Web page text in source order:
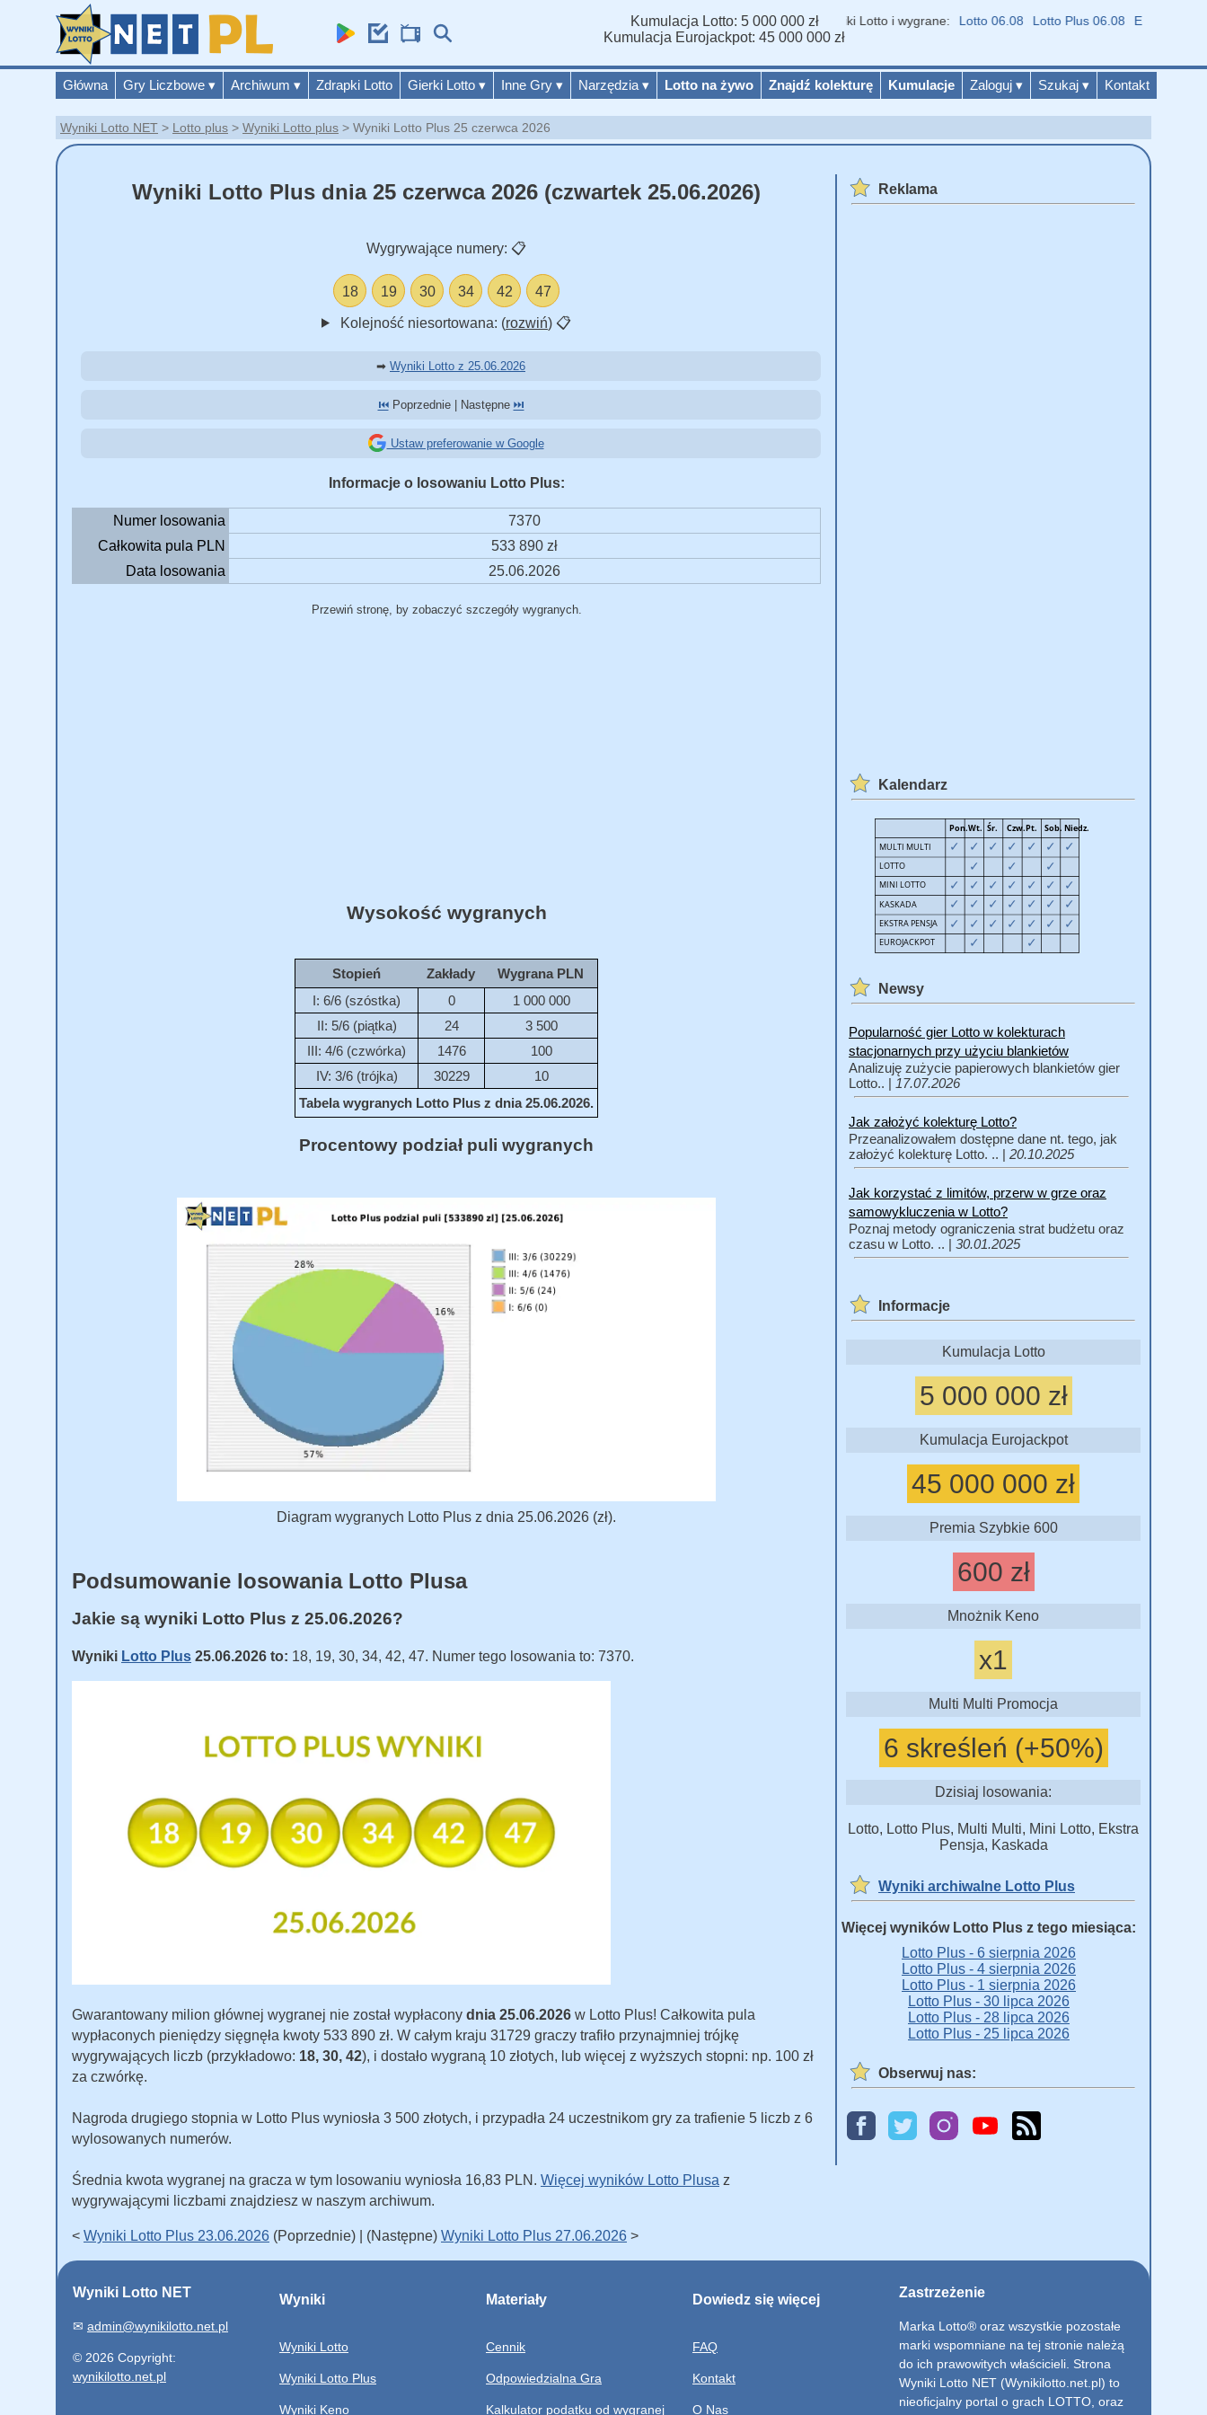
Główna Gry Liczbowe ▾ Archiwum ▾ Zdrapki Lotto Gierki Lotto ▾ Inne Gry ▾ Narzędzia ▾ Lotto na żywo Znajdź kolekturę Kumulacje Zaloguj ▾ Szukaj ▾ Kontakt
Kumulacja Lotto: 5 000 000 zł
Kumulacja Eurojackpot: 45 000 000 zł
Wyniki Lotto i wygrane: Lotto 06.08 Lotto Plus 06.08 Eurojackpot
Wyniki Lotto NET Lotto plus Wyniki Lotto plus Wyniki Lotto Plus 25 czerwca 2026
Wyniki Lotto Plus dnia 25 czerwca 2026 (czwartek 25.06.2026)
Wygrywające numery: 📋
18 19 30 34 42 47
Kolejność niesortowana: (rozwiń) 📋
➡ Wyniki Lotto z 25.06.2026
⏮️Poprzednie | Następne ⏭️
Ustaw preferowanie w Google
Informacje o losowaniu Lotto Plus:
Numer losowania
7370
Całkowita pula PLN
533 890 zł
Data losowania
25.06.2026
Przewiń stronę, by zobaczyć szczegóły wygranych.
Wysokość wygranych
Stopień Zakłady
Wygrana PLN
I: 6/6 (szóstka)
0
1 000 000
II: 5/6 (piątka)
24
3 500
III: 4/6 (czwórka)
1476
100
IV: 3/6 (trójka)
30229
10
Tabela wygranych Lotto Plus z dnia 25.06.2026.
Procentowy podział puli wygranych
Diagram wygranych Lotto Plus z dnia 25.06.2026 (zł).
Podsumowanie losowania Lotto Plusa
Jakie są wyniki Lotto Plus z 25.06.2026?
Wyniki Lotto Plus 25.06.2026 to: 18, 19, 30, 34, 42, 47. Numer tego losowania to: 7370.
Gwarantowany milion głównej wygranej nie został wypłacony dnia 25.06.2026 w Lotto Plus! Całkowita pula
wypłaconych pieniędzy sięgnęła kwoty 533 890 zł. W całym kraju 31729 graczy trafiło przynajmniej trójkę
wygrywających liczb (przykładowo: 18, 30, 42), i dostało wygraną 10 złotych, lub więcej z wyższych stopni: np. 100 zł
za czwórkę.
Nagroda drugiego stopnia w Lotto Plus wyniosła 3 500 złotych, i przypadła 24 uczestnikom gry za trafienie 5 liczb z 6
wylosowanych numerów.
Średnia kwota wygranej na gracza w tym losowaniu wyniosła 16,83 PLN. Więcej wyników Lotto Plusa z
wygrywającymi liczbami znajdziesz w naszym archiwum.
< Wyniki Lotto Plus 23.06.2026 (Poprzednie) | (Następne) Wyniki Lotto Plus 27.06.2026 >
Reklama
Kalendarz
Newsy
Popularność gier Lotto w kolekturach
stacjonarnych przy użyciu blankietów
Analizuję zużycie papierowych blankietów gier
Lotto.. | 17.07.2026
Jak założyć kolekturę Lotto?
Przeanalizowałem dostępne dane nt. tego, jak
założyć kolekturę Lotto. .. | 20.10.2025
Jak korzystać z limitów, przerw w grze oraz
samowykluczenia w Lotto?
Poznaj metody ograniczenia strat budżetu oraz
czasu w Lotto. .. | 30.01.2025
Informacje
Kumulacja Lotto
5 000 000 zł
Kumulacja Eurojackpot
45 000 000 zł
Premia Szybkie 600
600 zł
Mnożnik Keno
x1
Multi Multi Promocja
6 skreśleń (+50%)
Dzisiaj losowania:
Lotto, Lotto Plus, Multi Multi, Mini Lotto, Ekstra
Pensja, Kaskada
Wyniki archiwalne Lotto Plus
Więcej wyników Lotto Plus z tego miesiąca:
Lotto Plus - 6 sierpnia 2026
Lotto Plus - 4 sierpnia 2026
Lotto Plus - 1 sierpnia 2026
Lotto Plus - 30 lipca 2026
Lotto Plus - 28 lipca 2026
Lotto Plus - 25 lipca 2026
Obserwuj nas:
Wyniki Lotto NET
✉ admin@wynikilotto.net.pl
© 2026 Copyright:
wynikilotto.net.pl
Wyniki
Wyniki Lotto
Wyniki Lotto Plus
Wyniki Keno
Materiały
Cennik
Odpowiedzialna Gra
Kalkulator podatku od wygranej
Dowiedz się więcej
FAQ
Kontakt
O Nas
Zastrzeżenie
Marka Lotto® oraz wszystkie pozostałe
marki wspomniane na tej stronie należą
do ich prawowitych właścicieli. Strona
Wyniki Lotto NET (Wynikilotto.net.pl) to
nieoficjalny portal o grach LOTTO, oraz